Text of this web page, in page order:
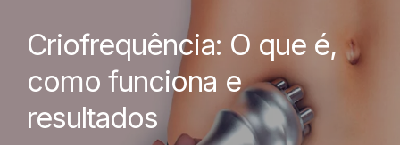
Criofrequência: O que é,
como funciona e
resultados